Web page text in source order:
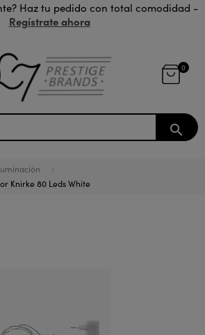
Haz tu pedido con total comodidad -
Regístrate ahora
0
search
Knirke 80 Leds White